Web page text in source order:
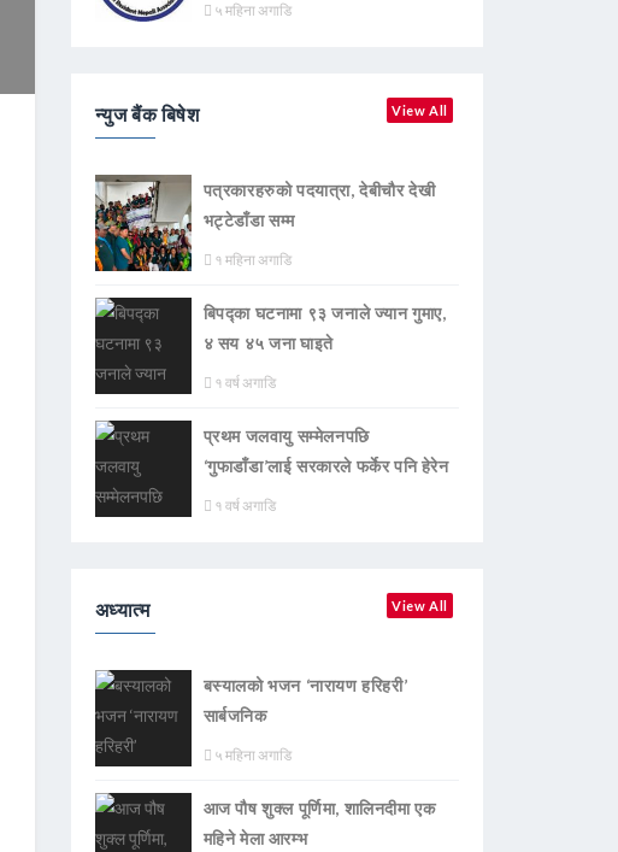
५ महिना अगाडि
न्युज बैंक बिषेश View All
पत्रकारहरुको पदयात्रा, देबीचौर देखी
भट्टेडाँडा सम्म
१ महिना अगाडि
बिपद्का घटनामा ९३ जनाले ज्यान गुमाए,
४ सय ४५ जना घाइते
१ वर्ष अगाडि
प्रथम जलवायु सम्मेलनपछि
‘गुफाडाँडा’लाई सरकारले फर्केर पनि हेरेन
१ वर्ष अगाडि
अध्यात्म View All
बस्यालको भजन ‘नारायण हरिहरी’
सार्बजनिक
५ महिना अगाडि
आज पौष शुक्ल पूर्णिमा, शालिनदीमा एक
महिने मेला आरम्भ